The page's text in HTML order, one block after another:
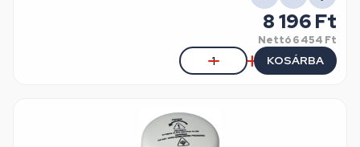
8 196 Ft
Nettó6 454 Ft
KOSÁRBA